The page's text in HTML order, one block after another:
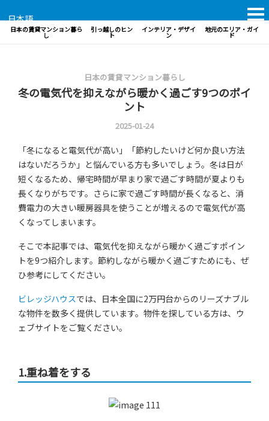
日本の賃貸マンション暮ら
し
引っ越しのヒン
ト
インテリア・デザイ
ン
地元のエリア・ガイ
ド
日本語
日本の賃貸マンション暮らし
冬の電気代を抑えながら暖かく過ごす9つのポイ
ント
2025-01-24
「冬になると電気代が高い」「節約したいけど何か良い方法
はないだろうか」と悩んでいる方も多いでしょう。冬は日が
短くなるため、帰宅時間が早まり家で過ごす時間が夏よりも
長くなりがちです。さらに家で過ごす時間が長くなると、消
費電力の大きい暖房器具を使うことが増えるので電気代が高
くなってしまいます。
そこで本記事では、電気代を抑えながら暖かく過ごすポイン
トを9つ紹介します。節約しながら暖かく過ごすためにも、ぜ
ひ参考にしてください。
ビレッジハウスでは、日本全国に2万円台からのリーズナブル
な物件を数多く提供しています。物件を探している方は、ウ
ェブサイトをご覧ください。
1.重ね着をする